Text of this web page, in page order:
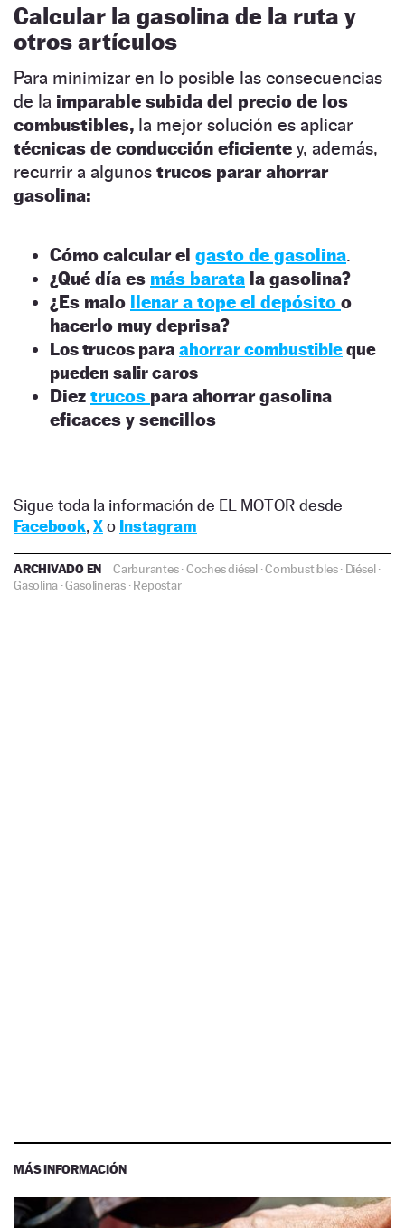
Calcular la gasolina de la ruta y
otros artículos
Para minimizar en lo posible las consecuencias
de la imparable subida del precio de los
combustibles, la mejor solución es aplicar
técnicas de conducción eficiente y, además,
recurrir a algunos trucos parar ahorrar
gasolina:
Cómo calcular el gasto de gasolina.
¿Qué día es más barata la gasolina?
¿Es malo llenar a tope el depósito o
hacerlo muy deprisa?
Los trucos para ahorrar combustibleque
pueden salir caros
Diez trucos para ahorrar gasolina
eficaces y sencillos
Sigue toda la información de EL MOTOR desde
Facebook, Xo Instagram
ARCHIVADO EN Carburantes·Coches diésel·Combustibles· Diésel·
Gasolina ·Gasolineras·Repostar
MÁS INFORMACIÓN